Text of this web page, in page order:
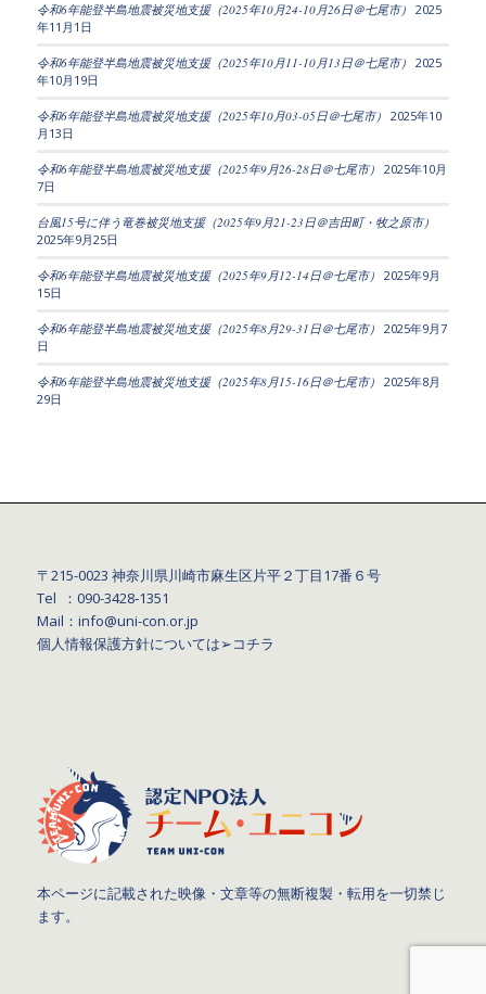
令和6年能登半島地震被災地支援（2025年10月24-10月26日＠七尾市） 2025
年11月1日
令和6年能登半島地震被災地支援（2025年10月11-10月13日＠七尾市） 2025
年10月19日
令和6年能登半島地震被災地支援（2025年10月03-05日＠七尾市） 2025年10
月13日
令和6年能登半島地震被災地支援（2025年9月26-28日＠七尾市） 2025年10月
7日
台風15号に伴う竜巻被災地支援（2025年9月21-23日＠吉田町・牧之原市）
2025年9月25日
令和6年能登半島地震被災地支援（2025年9月12-14日＠七尾市） 2025年9月
15日
令和6年能登半島地震被災地支援（2025年8月29-31日＠七尾市） 2025年9月7
日
令和6年能登半島地震被災地支援（2025年8月15-16日＠七尾市） 2025年8月
29日
〒215-0023 神奈川県川崎市麻生区片平２丁目17番６号
Tel ：090-3428‐1351
Mail：info@uni-con.or.jp
個人情報保護方針については➢コチラ
本ページに記載された映像・文章等の無断複製・転用を一切禁じ
ます。